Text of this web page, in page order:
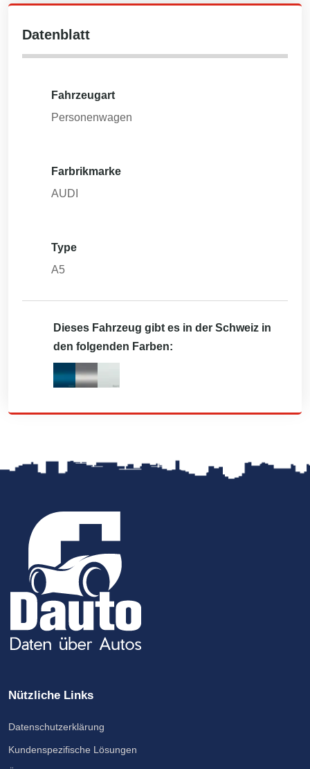
Datenblatt
Fahrzeugart
Personenwagen
Farbrikmarke
AUDI
Type
A5
Dieses Fahrzeug gibt es in der Schweiz in
den folgenden Farben:
Nützliche Links
Datenschutzerklärung
Kundenspezifische Lösungen